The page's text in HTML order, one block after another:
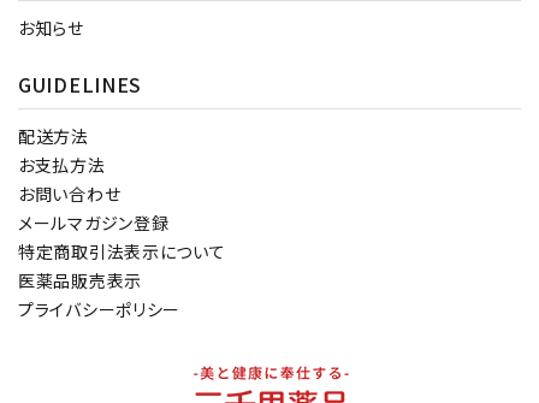
お知らせ
GUIDELINES
配送方法
お支払方法
お問い合わせ
メールマガジン登録
特定商取引法表示について
医薬品販売表示
プライバシーポリシー